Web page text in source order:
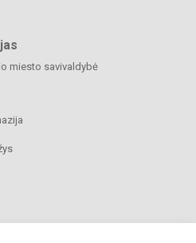
miesto savivaldybė